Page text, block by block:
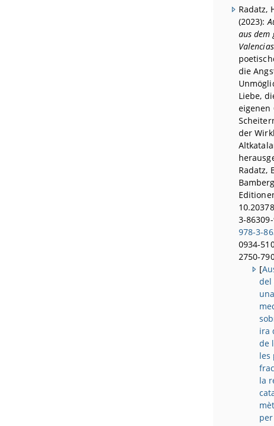
Radatz,
(2023):
aus dem
die
Liebe,
eigenen
der
Radatz,
3-
978-3-
0934-
2750-
[
del
ira
de
les
la